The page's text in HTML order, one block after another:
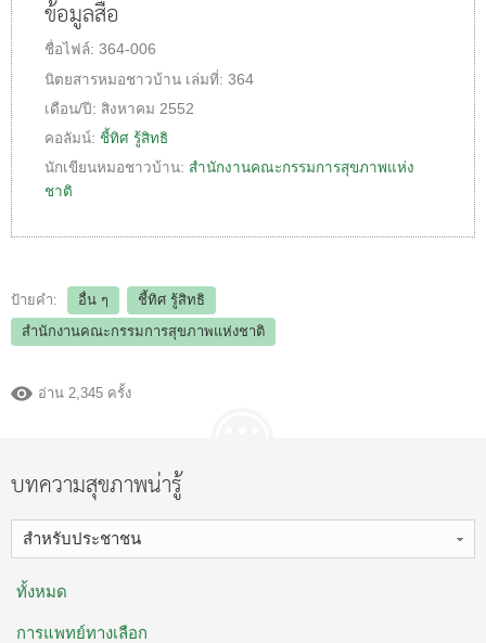
ข้อมูลสื่อ
ชื่อไฟล์: 364-006
นิตยสารหมอชาวบ้าน เล่มที่: 364
เดือน/ปี: สิงหาคม 2552
คอลัมน์: ชี้ทิศ รู้สิทธิ
นักเขียนหมอชาวบ้าน: สำนักงานคณะกรรมการสุขภาพแห่ง
ชาติ
ป้ายคำ: อื่น ๆ
ชี้ทิศ รู้สิทธิ
สำนักงานคณะกรรมการสุขภาพแห่งชาติ
อ่าน 2,345 ครั้ง
บทความสุขภาพน่ารู้
สำหรับประชาชน
ทั้งหมด
การแพทย์ทางเลือก